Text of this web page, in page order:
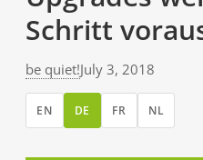
Schritt
be quiet!July 3, 2018
EN DE FR NL